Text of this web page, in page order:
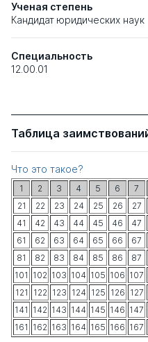
Ученая степень
Кандидат юридических наук
Специальность
12.00.01
Таблица
Что это такое?
1 2 3 4 5 6 7
21
22 23 24 25 26 27
41
42 43 44 45 46 47
61
62 63 64 65 66 67
81
82 83 84 85 86 87
101 102 103 104 105 106 107
121
122 123 124 125 126 127
141 142 143 144 145 146 147
161 162 163 164 165 166 167